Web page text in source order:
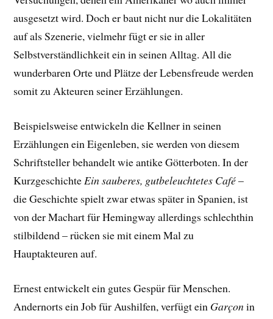
ausgesetzt wird. Doch er baut nicht nur die Lokalitäten
auf als Szenerie, vielmehr fügt er sie in aller
Selbstverständlichkeit ein in seinen Alltag. All die
wunderbaren Orte und Plätze der Lebensfreude werden
somit zu Akteuren seiner Erzählungen.
Beispielsweise entwickeln die Kellner in seinen
Erzählungen ein Eigenleben, sie werden von diesem
Schriftsteller behandelt wie antike Götterboten. In der
KurzgeschichteEin sauberes, gutbeleuchtetes Café–
die Geschichte spielt zwar etwas später in Spanien, ist
von der Machart für Hemingway allerdings schlechthin
stilbildend – rücken sie mit einem Mal zu
Hauptakteuren auf.
Ernest entwickelt ein gutes Gespür für Menschen.
Andernorts ein Job für Aushilfen, verfügt ein Garçonin